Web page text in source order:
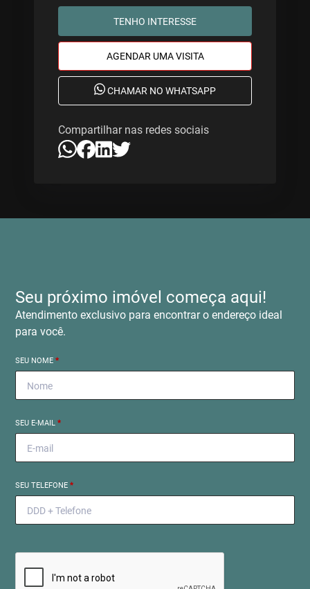
TENHO INTERESSE
AGENDAR UMA VISITA
CHAMAR NO WHATSAPP
Compartilhar nas redes sociais
Seu próximo imóvel começa aqui!
Atendimento exclusivo para encontrar o endereço ideal
para você.
SEU NOME*
SEU E-MAIL*
SEU TELEFONE*